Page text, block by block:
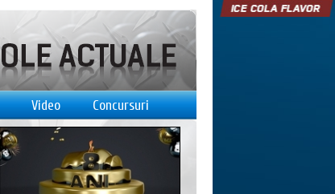
Video Concursuri